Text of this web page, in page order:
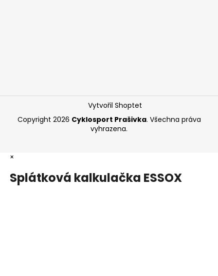
Vytvořil Shoptet
Copyright 2026 Cyklosport Prašivka. Všechna práva
vyhrazena.
×
Splátková kalkulačka ESSOX